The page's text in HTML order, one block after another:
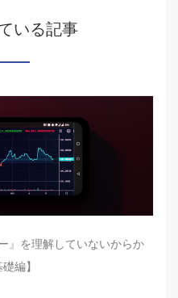
いる記事
』を理解していないからか
編】